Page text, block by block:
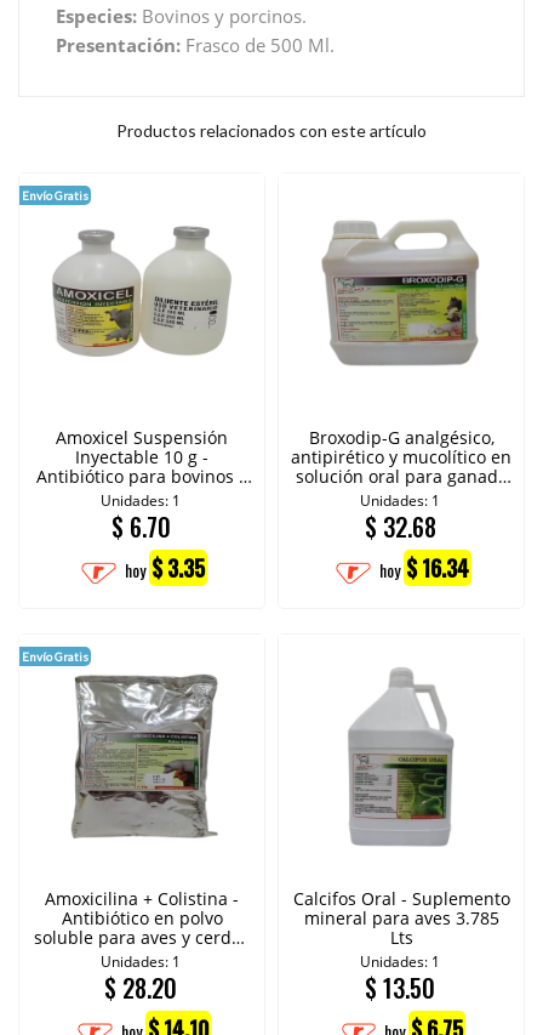
Especies: Bovinos y porcinos.
Presentación: Frasco de 500 Ml.
Productos relacionados con este artículo
Envío Gratis
Amoxicel Suspensión
Inyectable 10 g -
Antibiótico para bovinos y
porcinos
Unidades: 1
$ 6.70
hoy $ 3.35
Envío Gratis
Amoxicilina + Colistina -
Antibiótico en polvo
soluble para aves y cerdos
1K
Unidades: 1
$ 28.20
$ 14.10
Broxodip-G analgésico,
antipirético y mucolítico en
solución oral para ganado
3.785 Lts
Unidades: 1
$ 32.68
hoy $ 16.34
Calcifos Oral - Suplemento
mineral para aves 3.785
Lts
Unidades: 1
$ 13.50
$ 6.75